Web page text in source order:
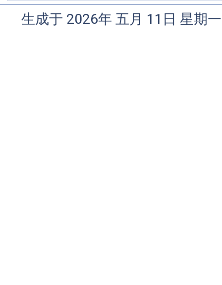
生成于 2026年 五月 11日 星期